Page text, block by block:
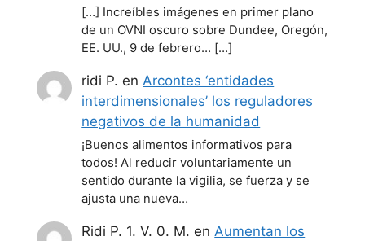
[…] Increíbles imágenes en primer plano
de un OVNI oscuro sobre Dundee, Oregón,
EE. UU., 9 de febrero… […]
ridi P. en Arcontes ‘entidades
interdimensionales’ los reguladores
negativos de la humanidad
¡Buenos alimentos informativos para
todos! Al reducir voluntariamente un
sentido durante la vigilia, se fuerza y se
ajusta una nueva…
Ridi P. 1. V. 0. M. enAumentan los